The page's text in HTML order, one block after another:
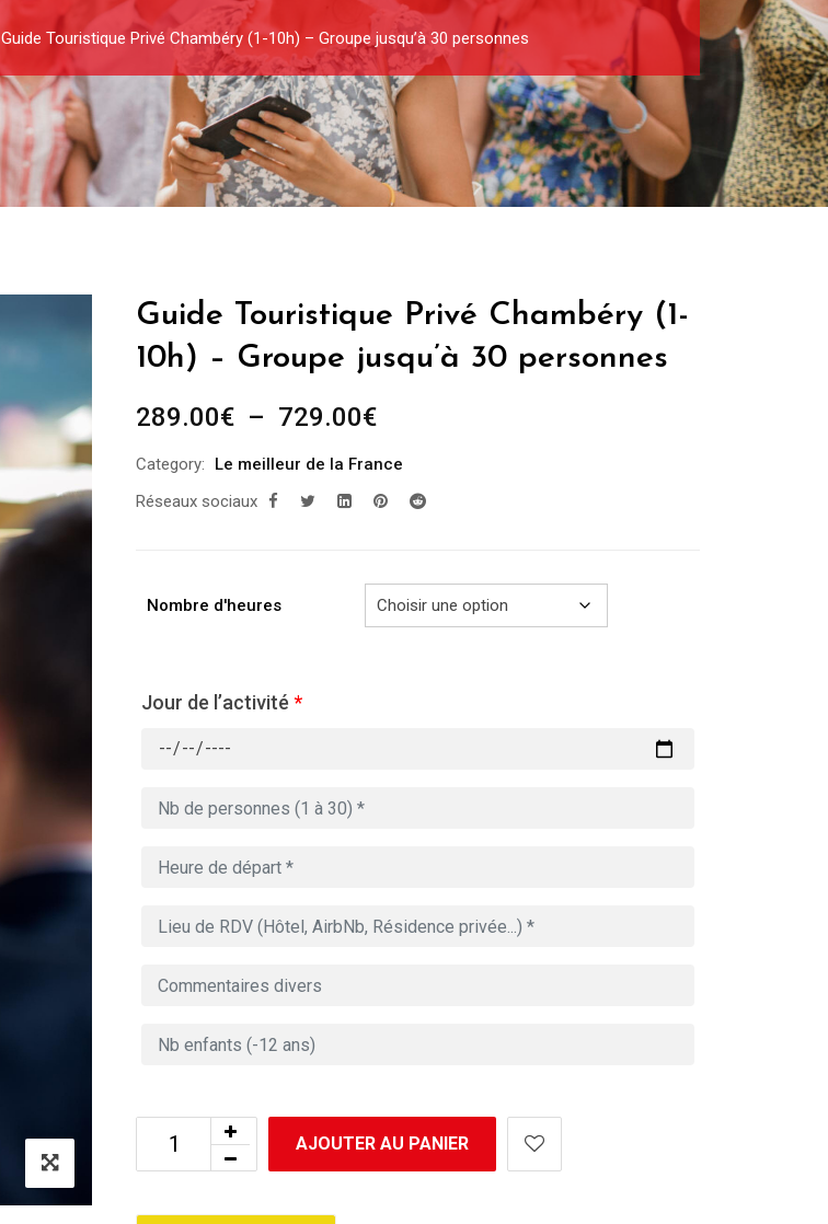
Guide Touristique Privé Chambéry (1-10h) – Groupe jusqu’à 30 personnes
Guide Touristique Privé Chambéry (1-
10h) – Groupe jusqu’à 30 personnes
289.00€ – 729.00€Plage
prix :
289.00€
Category:
Le meilleur de la France
Réseaux sociaux
Nombre d'heures
Jour de l’activité *
AJOUTER AU PANIER